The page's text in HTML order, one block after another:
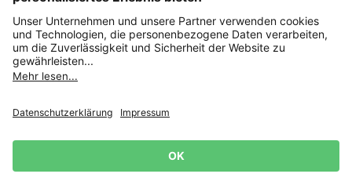
Sicher einkaufen mit
AGB
Lieferbedingungen
Impressum Cookie Einstellungen